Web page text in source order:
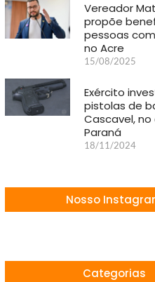
Vereador
propõe
pessoas
no Acre
15/08/2025
Exército
pistolas de
Cascavel,
Paraná
18/11/2024
Nosso
Categorias